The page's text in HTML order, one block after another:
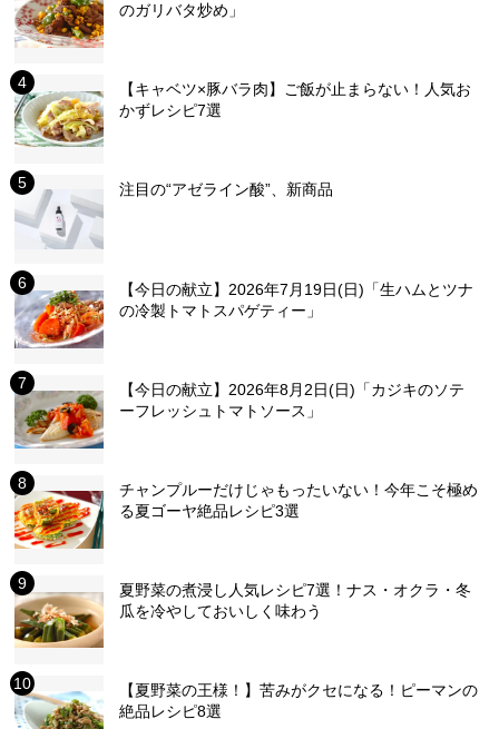
のガリバタ炒め」
【キャベツ×豚バラ肉】ご飯が止まらない！人気お
かずレシピ7選
注目の“アゼライン酸”、新商品
【今日の献立】2026年7月19日(日)「生ハムとツナ
の冷製トマトスパゲティー」
【今日の献立】2026年8月2日(日)「カジキのソテ
ーフレッシュトマトソース」
チャンプルーだけじゃもったいない！今年こそ極め
る夏ゴーヤ絶品レシピ3選
夏野菜の煮浸し人気レシピ7選！ナス・オクラ・冬
瓜を冷やしておいしく味わう
【夏野菜の王様！】苦みがクセになる！ピーマンの
絶品レシピ8選